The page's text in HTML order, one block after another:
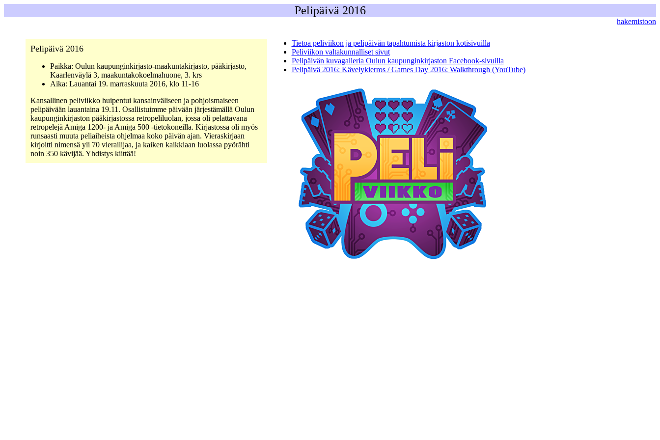
Pelipäivä 2016
hakemistoon
Pelipäivä 2016
Paikka: Oulun kaupunginkirjasto-maakuntakirjasto, pääkirjasto,
Kaarlenväylä 3, maakuntakokoelmahuone, 3. krs
Aika: Lauantai 19. marraskuuta 2016, klo 11-16
Kansallinen peliviikko huipentui kansainväliseen ja pohjoismaiseen
pelipäivään lauantaina 19.11. Osallistuimme päivään järjestämällä Oulun
kaupunginkirjaston pääkirjastossa retropeliluolan, jossa oli pelattavana
retropelejä Amiga 1200- ja Amiga 500 -tietokoneilla. Kirjastossa oli myös
runsaasti muuta peliaiheista ohjelmaa koko päivän ajan. Vieraskirjaan
kirjoitti nimensä yli 70 vierailijaa, ja kaiken kaikkiaan luolassa pyörähti
noin 350 kävijää. Yhdistys kiittää!
Tietoa peliviikon ja pelipäivän tapahtumista kirjaston kotisivuilla
Peliviikon valtakunnalliset sivut
Pelipäivän kuvagalleria Oulun kaupunginkirjaston Facebook-sivuilla
Pelipäivä 2016: Kävelykierros / Games Day 2016: Walkthrough (YouTube)